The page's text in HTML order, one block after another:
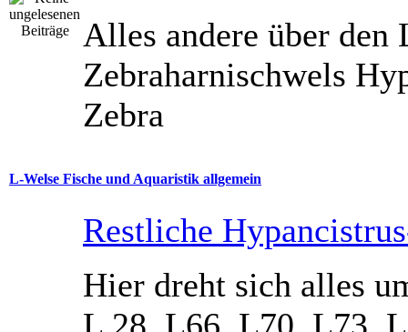
Alles andere über den
Zebraharnischwels
Zebra
L-Welse Fische und Aquaristik allgemein
Restliche
Hier dreht sich alles